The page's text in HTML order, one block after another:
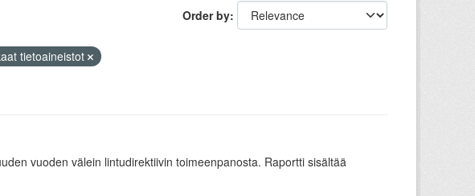
Order by
tietoaineistot
vuoden välein lintudirektiivin toimeenpanosta. Raportti sisältää